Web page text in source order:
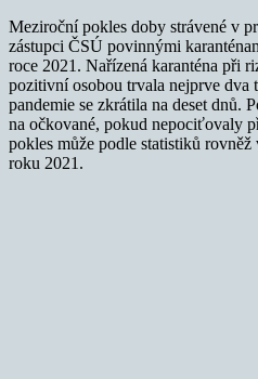
Meziroční pokles doby strávené v
zástupci ČSÚ povinnými
roce 2021. Nařízená karanténa při
pozitivní osobou trvala nejprve dva
pandemie se zkrátila na deset dnů.
na očkované, pokud nepociťovaly
pokles může podle statistiků
roku 2021.